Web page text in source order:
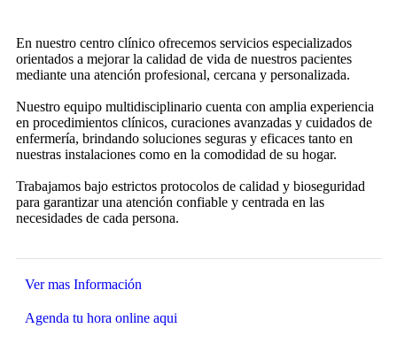
En nuestro centro clínico ofrecemos servicios especializados
orientados a mejorar la calidad de vida de nuestros pacientes
mediante una atención profesional, cercana y personalizada.
Nuestro equipo multidisciplinario cuenta con amplia experiencia
en procedimientos clínicos, curaciones avanzadas y cuidados de
enfermería, brindando soluciones seguras y eficaces tanto en
nuestras instalaciones como en la comodidad de su hogar.
Trabajamos bajo estrictos protocolos de calidad y bioseguridad
para garantizar una atención confiable y centrada en las
necesidades de cada persona.
Ver mas Información
Agenda tu hora online aqui